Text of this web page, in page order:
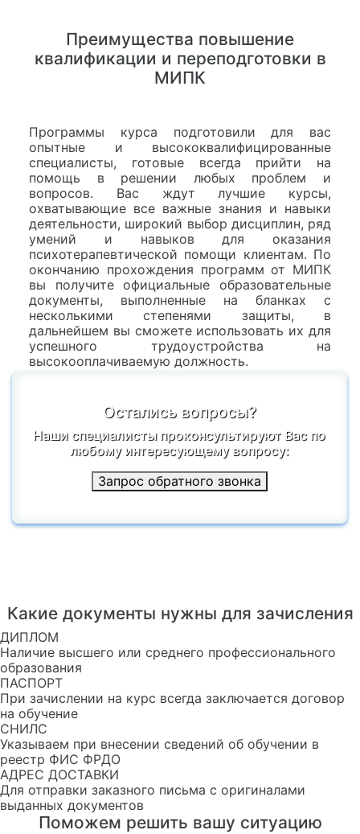
Преимущества повышение
квалификации и переподготовки в
МИПК
Программы курса подготовили для вас
опытные и высококвалифицированные
специалисты, готовые всегда прийти на
помощь в решении любых проблем и
вопросов. Вас ждут лучшие курсы,
охватывающие все важные знания и навыки
деятельности, широкий выбор дисциплин, ряд
умений и навыков для оказания
психотерапевтической помощи клиентам. По
окончанию прохождения программ от МИПК
вы получите официальные образовательные
документы, выполненные на бланках с
несколькими степенями защиты, в
дальнейшем вы сможете использовать их для
успешного трудоустройства на
высокооплачиваемую должность.
Остались вопросы?
Наши специалисты проконсультируют Вас по
любому интересующему вопросу:
Запрос обратного звонка
Какие документы нужны для зачисления
ДИПЛОМ
Наличие высшего или среднего профессионального
образования
ПАСПОРТ
При зачислении на курс всегда заключается договор
на обучение
СНИЛС
Указываем при внесении сведений об обучении в
реестр ФИС ФРДО
АДРЕС ДОСТАВКИ
Для отправки заказного письма с оригиналами
выданных документов
Поможем решить вашу ситуацию